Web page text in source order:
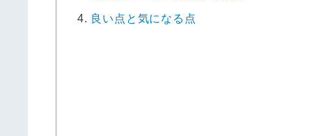
4. 良い点と気になる点